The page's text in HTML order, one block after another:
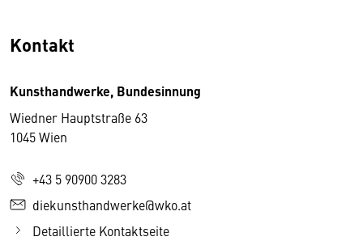
Kontakt
Kunsthandwerke, Bundesinnung
Wiedner Hauptstraße 63
1045 Wien
+43 5 90900 3283
diekunsthandwerke@wko.at
Detaillierte Kontaktseite